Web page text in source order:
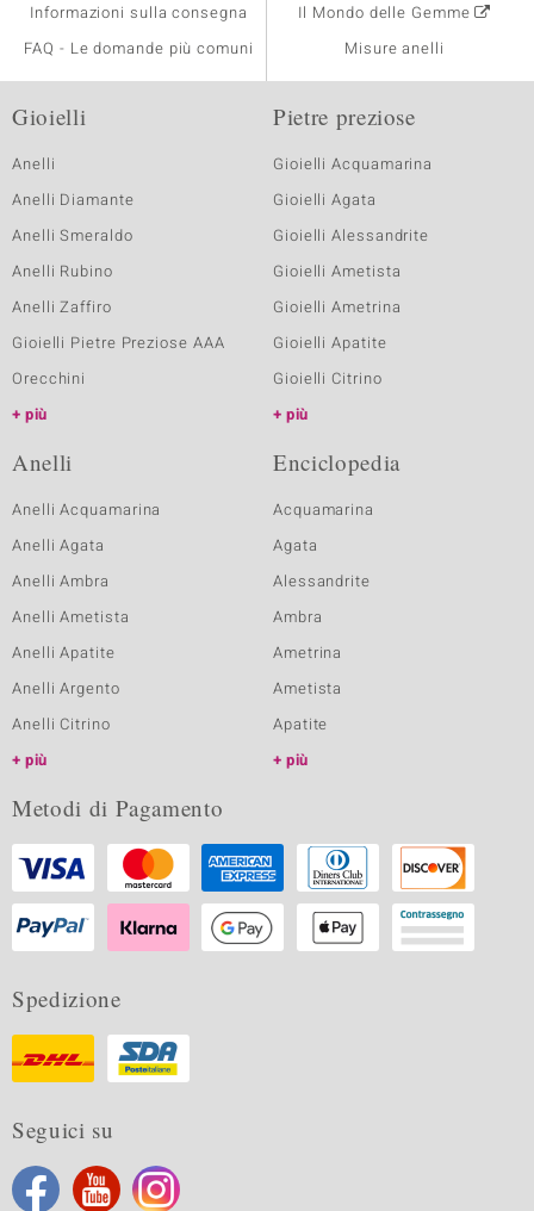
Informazioni sulla consegna
FAQ - Le domande più comuni
Il Mondo delle Gemme
Misure anelli
Gioielli
Anelli
Anelli Diamante
Anelli Smeraldo
Anelli Rubino
Anelli Zaffiro
Gioielli Pietre Preziose AAA
Orecchini
più
Pietre preziose
Gioielli Acquamarina
Gioielli Agata
Gioielli Alessandrite
Gioielli Ametista
Gioielli Ametrina
Gioielli Apatite
Gioielli Citrino
più
Anelli
Anelli Acquamarina
Anelli Agata
Anelli Ambra
Anelli Ametista
Anelli Apatite
Anelli Argento
Anelli Citrino
più
Enciclopedia
Acquamarina
Agata
Alessandrite
Ambra
Ametrina
Ametista
Apatite
più
Metodi di Pagamento
Spedizione
Seguici su